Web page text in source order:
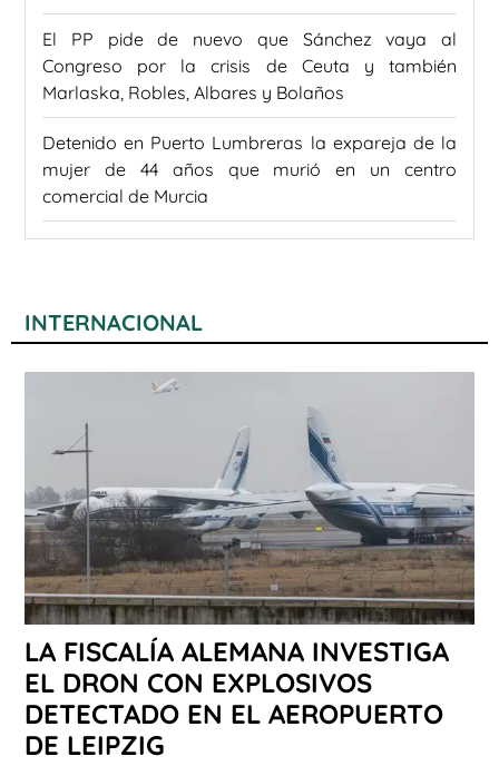
El PP pide de nuevo que Sánchez vaya al
Congreso por la crisis de Ceuta y también
Marlaska, Robles, Albares y Bolaños
Detenido en Puerto Lumbreras la expareja de la
mujer de 44 años que murió en un centro
comercial de Murcia
INTERNACIONAL
LA FISCALÍA ALEMANA INVESTIGA
EL DRON CON EXPLOSIVOS
DETECTADO EN EL AEROPUERTO
DE LEIPZIG